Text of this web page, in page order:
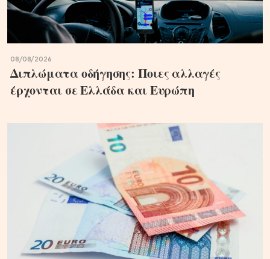
08/08/2026
Διπλώματα οδήγησης: Ποιες αλλαγές
έρχονται σε Ελλάδα και Ευρώπη